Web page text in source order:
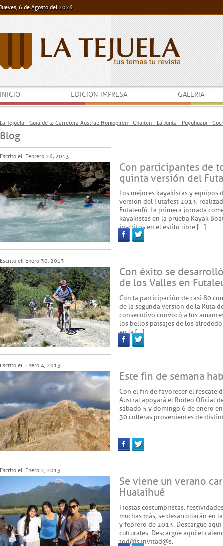
Jueves, 6 de Agosto del 2026
INICIO EDICIÓN IMPRESA GALERÍA
La Tejuela - Guía de la Carretera Austral: Hornopirén - Chaitén - La Junta - Puyuhuapi -
Blog
Escrito el: Febrero 26, 2013
Con participantes de
quinta versión del
Los mejores kayakistas y
versión del Futafest 2013,
Futaleufú. La primera jornada
kayakistas en la prueba Kayak
inscritos en el estilo libre […]
FacebookTwitter
Escrito el: Enero 30, 2013
Con éxito se
de los Valles en
Con la participación de casi 80
de la segunda versión de la Ruta
consecutivo convocó a los
los bellos paisajes de los
en la […]
FacebookTwitter
Escrito el: Enero 4, 2013
Este fin de semana
Con el fin de favorecer el rescate
Austral apoyará el Rodeo Oficial
sábado 5 y domingo 6 de enero
30 colleras provenientes de
FacebookTwitter
Escrito el: Enero 2, 2013
Se viene un verano
Hualaihué
Fiestas costumbristas,
muchas más, se desarrollarán en
y febrero de 2013. Descargue
culturales. Descargue aquí el
tod@s invitad@s.